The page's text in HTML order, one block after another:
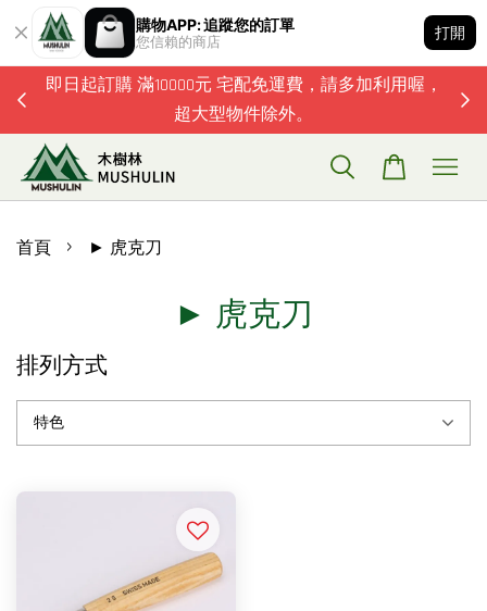
購物APP: 追蹤您的訂單
您信賴的商店
打開
即日起訂購 滿10000元 宅配免運費，請多加利用喔，
超大型物件除外。
首頁 › ► 虎克刀
► 虎克刀
排列方式